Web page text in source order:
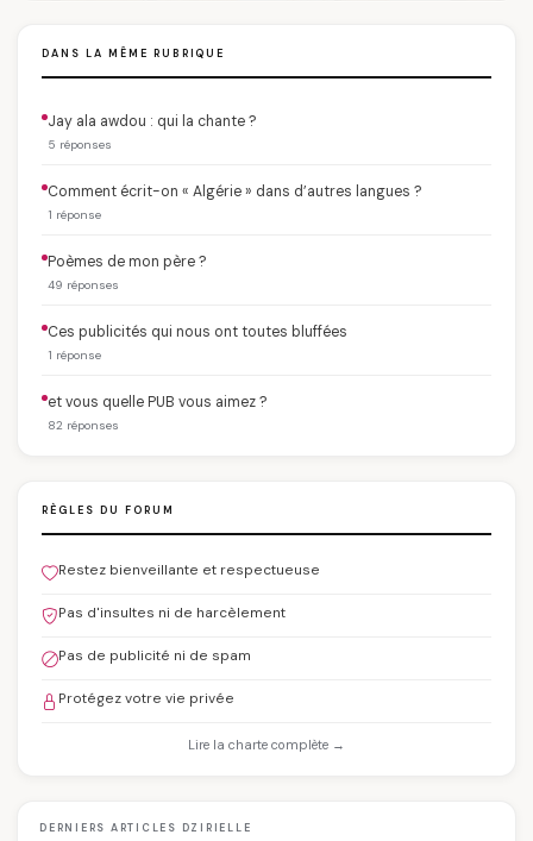
DANS LA MÊME RUBRIQUE
Jay ala awdou : qui la chante ?
5 réponses
Comment écrit-on « Algérie » dans d’autres langues ?
1 réponse
Poèmes de mon père ?
49 réponses
Ces publicités qui nous ont toutes bluffées
1 réponse
et vous quelle PUB vous aimez ?
82 réponses
RÈGLES DU FORUM
Restez bienveillante et respectueuse
Pas d'insultes ni de harcèlement
Pas de publicité ni de spam
Protégez votre vie privée
Lire la charte complète →
DERNIERS ARTICLES DZIRIELLE